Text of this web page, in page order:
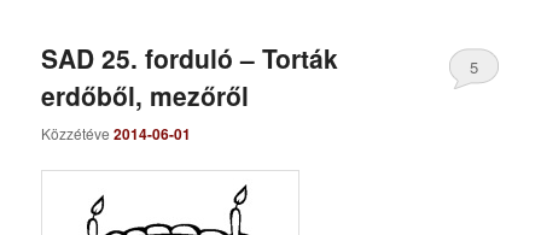
SAD 25. forduló – Torták
erdőből, mezőről
Közzétéve2014-06-01
5